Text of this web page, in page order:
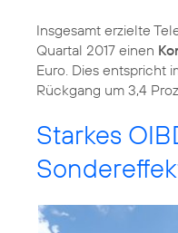
Insgesamt erzielte
Quartal 2017 einen
Euro. Dies entspricht
Rückgang um 3,4
Starkes